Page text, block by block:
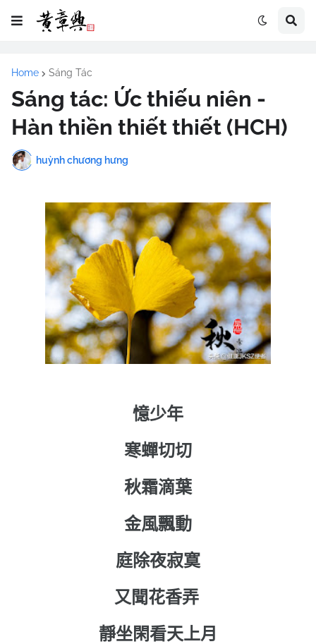
Home Sáng Tác
Sáng tác: Ức thiếu niên -
Hàn thiền thiết thiết (HCH)
huỳnh chương hưng
憶少年
寒蟬切切
秋霜滴葉
金風飄動
庭除夜寂寞
又聞花香弄
靜坐閑看天上月